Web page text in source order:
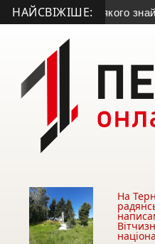
НАЙСВІЖІШЕ:
тіло якого знайшли
На